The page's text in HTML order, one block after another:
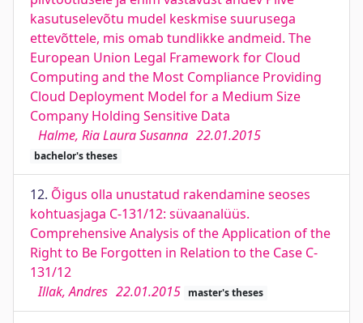
kasutuselevõtu mudel keskmise suurusega
ettevõttele, mis omab tundlikke andmeid. The
European Union Legal Framework for Cloud
Computing and the Most Compliance Providing
Cloud Deployment Model for a Medium Size
Company Holding Sensitive Data
Halme, Ria Laura Susanna 22.01.2015
bachelor's theses
12. Õigus olla unustatud rakendamine seoses
kohtuasjaga C­‐131/12: süvaanalüüs.
Comprehensive Analysis of the Application of the
Right to Be Forgotten in Relation to the Case C-
131/12
Illak, Andres 22.01.2015 master's theses